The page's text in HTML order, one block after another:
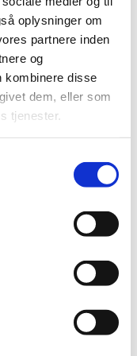
oplysninger om
partnere inden
og
kombinere disse
dem, eller som
tjenester.